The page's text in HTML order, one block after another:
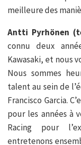
meilleure des
Antti Pyrhönen
connu deux
Kawasaki, et nous
Nous sommes
talent au sein de
Francisco Garcia.
pour les années à
Racing pour
entretenons